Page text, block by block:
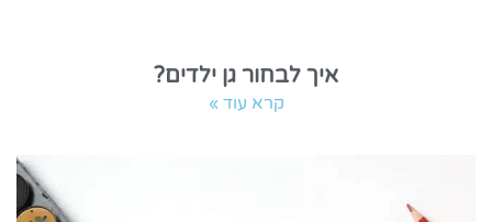
איך לבחור גן ילדים?
קרא עוד »